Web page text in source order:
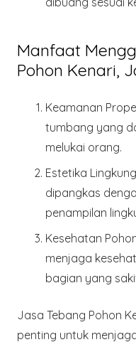
Manfaat
Pohon Kenari,
Keamanan
tumbang yang
melukai orang.
Estetika
dipangkas
penampilan
Kesehatan
menjaga
bagian yang
Jasa Tebang Pohon
penting untuk